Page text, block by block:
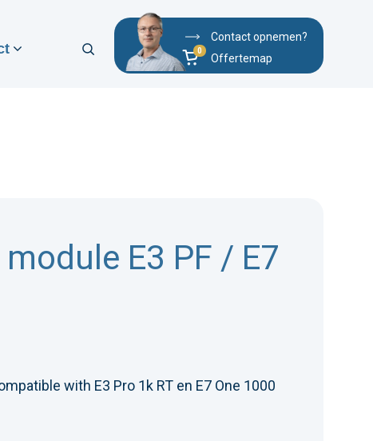
Contact opnemen?
Offertemap
E3 PF / E7
with E3 Pro 1k RT en E7 One 1000